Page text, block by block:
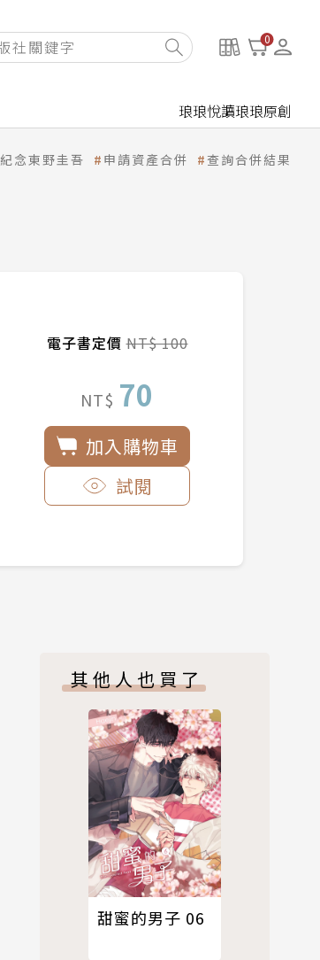
0
琅琅悅讀琅琅原創
紀念東野圭吾 申請資產合併 查詢合併結果
電子書定價NT$ 100
NT$ 70
加入購物車
試閱
其他人也買了
甜蜜的男子 06